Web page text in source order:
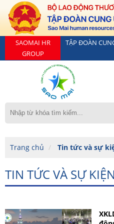
SAOMAI HR
GROUP
TẬP ĐOÀN
Trang chủ Tin tức và sự
TIN TỨC VÀ SỰ KIỆN